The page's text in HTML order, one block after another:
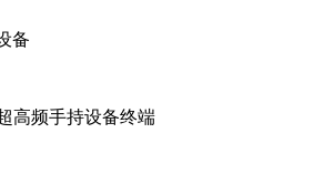
备
高频手持设备终端